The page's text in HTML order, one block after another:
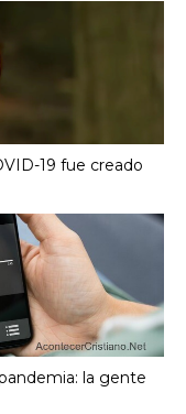
19 fue creado
la gente